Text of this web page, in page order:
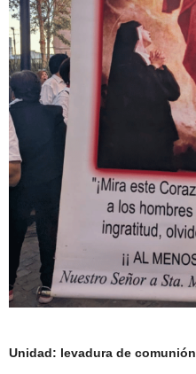
Unidad: levadura de comunión